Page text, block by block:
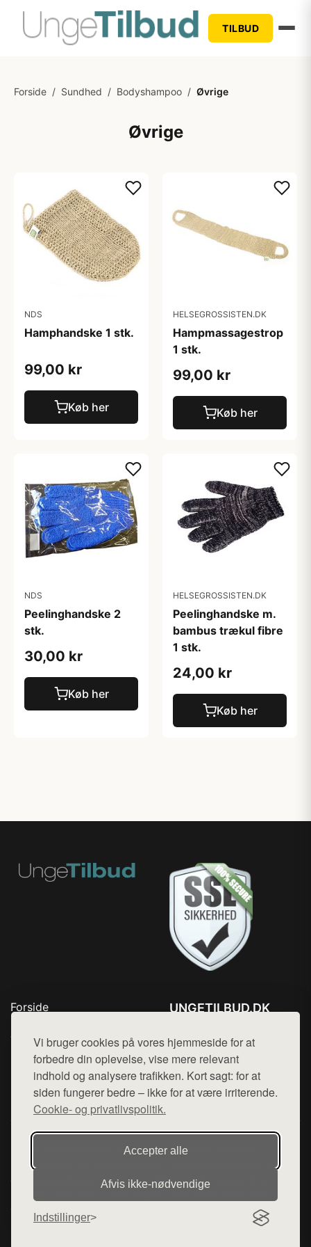
Vi bruger cookies på vores hjemmeside for at
forbedre din oplevelse, vise mere relevant
indhold og analysere trafikken. Kort sagt: for at
siden fungerer bedre – ikke for at være irriterende.
Cookie- og privatlivspolitik.
Accepter alle
Afvis ikke‑nødvendige
Indstillinger
TILBUD
Forside / Sundhed / Bodyshampoo / Øvrige
Øvrige
NDS
Hamphandske 1 stk.
99,00 kr
Køb her
HELSEGROSSISTEN.DK
Hampmassagestrop
1 stk.
99,00 kr
Køb her
NDS
Peelinghandske 2
stk.
30,00 kr
Køb her
HELSEGROSSISTEN.DK
Peelinghandske m.
bambus trækul fibre
1 stk.
24,00 kr
Køb her
Forside
Top Rabatter
Blog
Kontakt
UNGETILBUD.DK
Mail: hej@want.dk
Cookie- og privatlivspolitik
Denne side er en del af want.dk, der udgiver en række
hjemmesider med præsentation af forskellige produkter fra
diverse webshops. Der sælges ikke varer fra denne side - vi
varerne på lager.